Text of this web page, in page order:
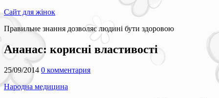
Сайт для жінок
Правильне знання дозволяє людині бути здоровою
Ананас: корисні властивості
25/09/2014 0 комментария
Народна медицина